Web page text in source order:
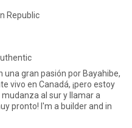
Republic
gran pasión por Bayahibe,
vivo en Canadá, ¡pero estoy
al sur y llamar a
Bayahibe mi hogar permanente muy pronto! I'm a builder and in